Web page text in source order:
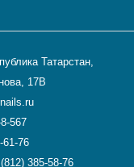
Татарстан,
17В
567
61-76
385-58-76